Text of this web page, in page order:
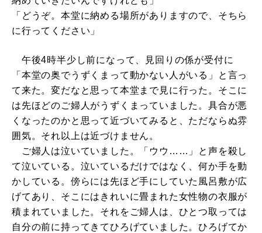
「どうぞ。本堂に納める場所がありますので、そちら
に行ってください」
午後4時半少し前になって、見回りの係が受付に
「本堂の奥でうずくまって動かない人がいる」と言っ
て来た。変だなと思って本堂まで見に行った。そこに
は先ほどのご婦人がうずくまっていました。具合が悪
くなったのかと思って近づいてみると、ただならぬ雰
囲気。それ以上は近づけません。
ご婦人は泣いていました。「ウウ……」と声を殺し
て泣いている。泣いているだけではなく、何か手を動
かしている。傍らには先ほど手にしていた風呂敷が広
げてあり、そこにはきれいに畳まれた女性物の衣服が
積まれていました。それをご婦人は、ひとつ取っては
自分の前に持ってきてひろげていました。ひろげてか